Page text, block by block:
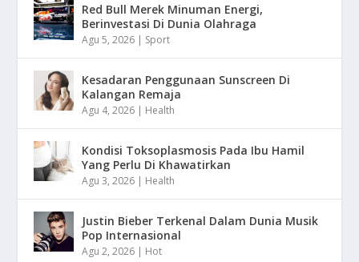
Red Bull Merek Minuman Energi,
Berinvestasi Di Dunia Olahraga
Agu 5, 2026 | Sport
Kesadaran Penggunaan Sunscreen Di
Kalangan Remaja
Agu 4, 2026 | Health
Kondisi Toksoplasmosis Pada Ibu Hamil
Yang Perlu Di Khawatirkan
Agu 3, 2026 | Health
Justin Bieber Terkenal Dalam Dunia Musik
Pop Internasional
Agu 2, 2026 | Hot